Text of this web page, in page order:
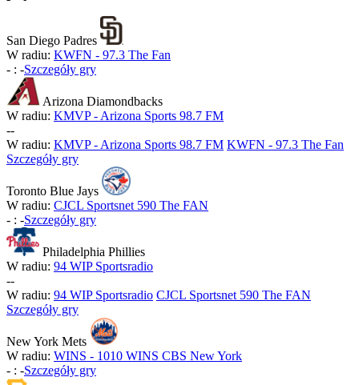
San Diego Padres
W radiu: KWFN - 97.3 The Fan
- : -Szczegóły gry
Arizona Diamondbacks
W radiu: KMVP - Arizona Sports 98.7 FM
--
W radiu: KMVP - Arizona Sports 98.7 FM KWFN - 97.3 The Fan
Szczegóły gry
Toronto Blue Jays
W radiu: CJCL Sportsnet 590 The FAN
- : -Szczegóły gry
Philadelphia Phillies
W radiu: 94 WIP Sportsradio
--
W radiu: 94 WIP Sportsradio CJCL Sportsnet 590 The FAN
Szczegóły gry
New York Mets
W radiu: WINS - 1010 WINS CBS New York
- : -Szczegóły gry